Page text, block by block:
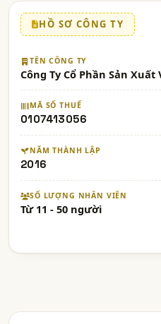
HỒ SƠ CÔNG TY
TÊN CÔNG TY
Công Ty Cổ Phần Sản
MÃ SỐ THUẾ
0107413056
NĂM THÀNH LẬP
2016
SỐ LƯỢNG NHÂN VIÊN
Từ 11 - 50 người